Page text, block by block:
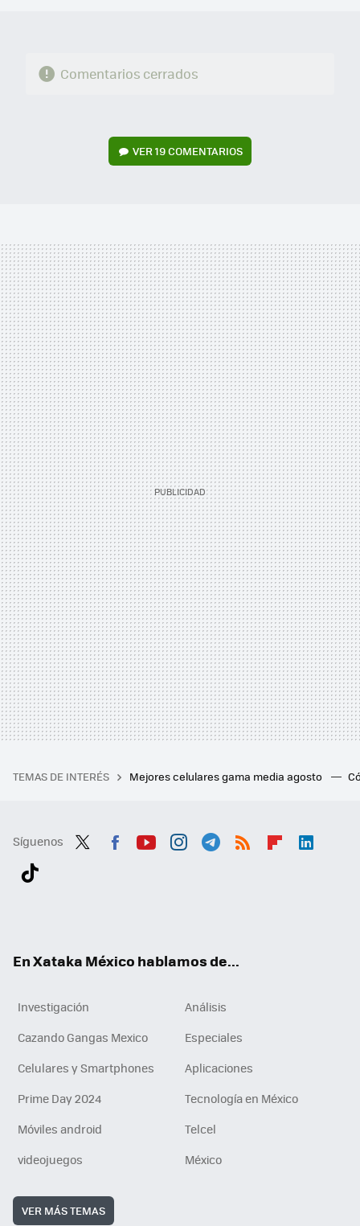
Comentarios cerrados
VER19 COMENTARIOS
TEMAS DE INTERÉS Mejores celulares gama media agosto
Síguenos
En Xataka México hablamos de...
Investigación
Análisis
Cazando Gangas Mexico
Especiales
Celulares y Smartphones
Aplicaciones
Prime Day 2024
Tecnología en México
Móviles android
Telcel
videojuegos
México
VER MÁS TEMAS